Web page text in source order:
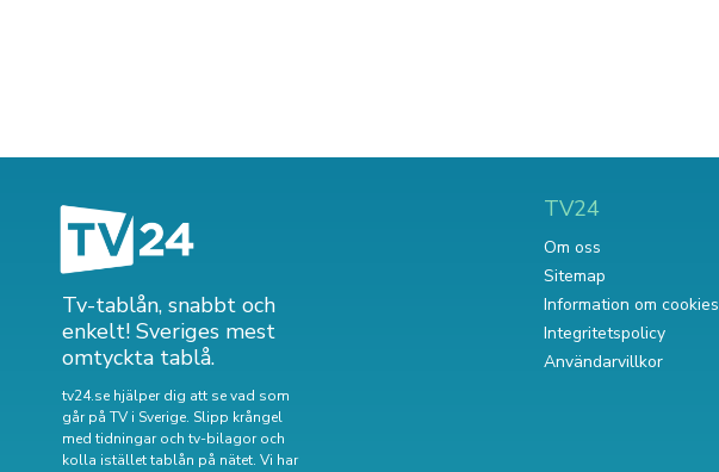
Tv-tablån, snabbt och
enkelt! Sveriges mest
omtyckta tablå.
tv24.se hjälper dig att se vad som
går på TV i Sverige. Slipp krångel
med tidningar och tv-bilagor och
kolla istället tablån på nätet. Vi har
TV24
Om oss
Sitemap
Information om cookies
Integritetspolicy
Användarvillkor